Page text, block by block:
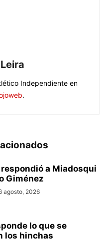
Independiente en
.
respondió a Miadosqui
Giménez
agosto, 2026
lo que se
los hinchas